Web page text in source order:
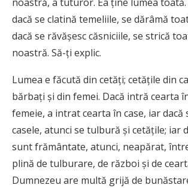
noastră, a tuturor. Ea ține lumea toată.
dacă se clatină temeliile, se dărâmă
dacă se răvășesc căsniciile, se strică
noastră. Să-ți explic.
Lumea e făcută din cetăți; cetățile din
bărbați și din femei. Dacă intră cearta
femeie, a intrat cearta în case, iar
casele, atunci se tulbură și cetățile; iar
sunt frământate, atunci, neapărat,
plină de tulburare, de război și de
Dumnezeu are multă grijă de